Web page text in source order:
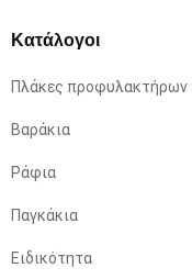
Κατάλογοι
Πλάκες προφυλακτήρων
Βαράκια
Ράφια
Παγκάκια
Ειδικότητα